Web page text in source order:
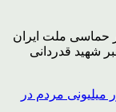
حماسی ملت ایران
شهید قدردانی